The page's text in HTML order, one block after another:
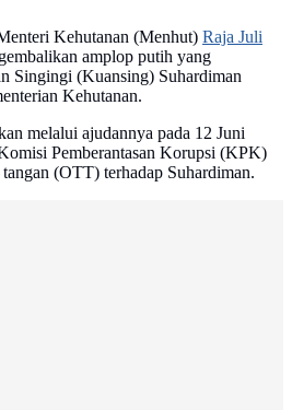
Kehutanan (Menhut) Raja Juli
amplop putih yang
Singingi (Kuansing) Suhardiman
Kehutanan.
melalui ajudannya pada 12 Juni
Pemberantasan Korupsi (KPK)
(OTT) terhadap Suhardiman.